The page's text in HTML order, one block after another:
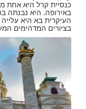
כנסיית קרל היא אחת
בציורים המדהימים